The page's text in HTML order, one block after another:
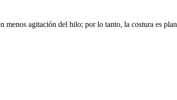
menos agitación del hilo; por lo tanto, la costura es